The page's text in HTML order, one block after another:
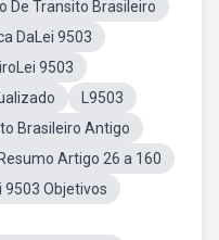
De Transito Brasileiro
DaLei 9503
9503
L9503
Brasileiro Antigo
Artigo 26 a 160
9503 Objetivos